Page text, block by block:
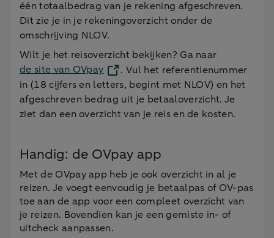
één totaalbedrag van je rekening afgeschreven.
Dit zie je in je rekeningoverzicht onder de
omschrijving NLOV.
Wilt je het reisoverzicht bekijken? Ga naar
de site van OVpay
. Vul het referentienummer
in (18 cijfers en letters, begint met NLOV) en het
afgeschreven bedrag uit je betaaloverzicht. Je
ziet dan een overzicht van je reis en de kosten.
Handig: de OVpay app
Met de OVpay app heb je ook overzicht in al je
reizen. Je voegt eenvoudig je betaalpas of OV-pas
toe aan de app voor een compleet overzicht van
je reizen. Bovendien kan je een gemiste in- of
uitcheck aanpassen.